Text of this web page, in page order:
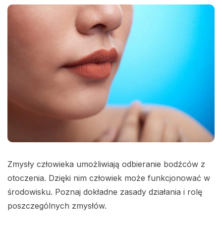
Zmysły człowieka umożliwiają odbieranie bodźców z
otoczenia. Dzięki nim człowiek może funkcjonować w
środowisku. Poznaj dokładne zasady działania i rolę
poszczególnych zmysłów.